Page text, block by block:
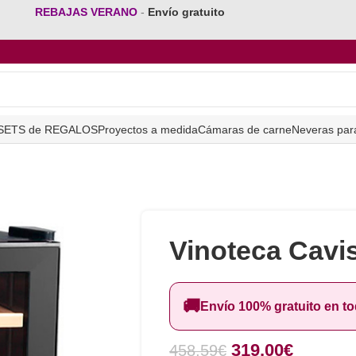
REBAJAS VERANO - Envío gratuito
de REGALOSProyectos a medidaCámaras de carneNeveras
Vinoteca
🚚Envío 100% gratuito en
458,59€ 319,00€